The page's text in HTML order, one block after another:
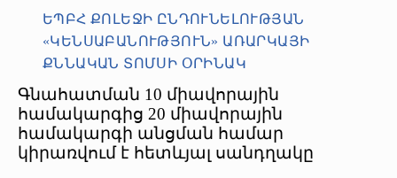
ԵՊԲՀ ՔՈԼԵՋԻ ԸՆԴՈՒՆԵԼՈՒԹՅԱՆ
«ԿԵՆՍԱԲԱՆՈՒԹՅՈՒՆ» ԱՌԱՐԿԱՅԻ
ՔՆՆԱԿԱՆ ՏՈՄՍԻ ՕՐԻՆԱԿ
Գնահատման 10 միավորային
համակարգից 20 միավորային
համակարգի անցման համար
կիրառվում է հետևյալ սանդղակը